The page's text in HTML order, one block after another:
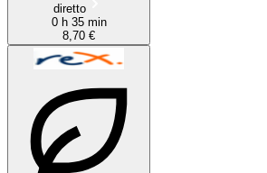
diretto
0 h 35 min
8,70 €